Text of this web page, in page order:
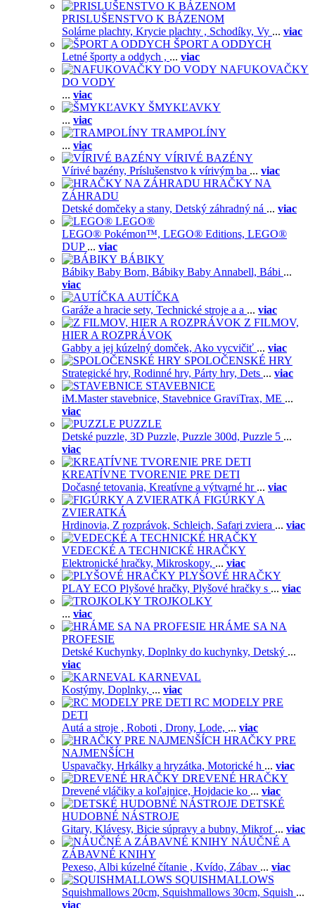
PRISLUŠENSTVO K BÁZENOM
Solárne plachty, Krycie plachty , Schodíky, Vy ... viac
ŠPORT A ODDYCH
Letné športy a oddych , ... viac
NAFUKOVAČKY
DO VODY
... viac
ŠMYKĽAVKY
... viac
TRAMPOLÍNY
... viac
VÍRIVÉ BAZÉNY
Vírivé bazény, Príslušenstvo k vírivým ba ... viac
HRAČKY NA
ZÁHRADU
Detské domčeky a stany, Detský záhradný ná ... viac
LEGO®
LEGO® Pokémon™, LEGO® Editions, LEGO®
DUP ... viac
BÁBIKY
Bábiky Baby Born, Bábiky Baby Annabell, Bábi ...
viac
AUTÍČKA
Garáže a hracie sety, Technické stroje a a ... viac
Z FILMOV,
HIER A ROZPRÁVOK
Gabby a jej kúzelný domček, Ako vycvičiť ... viac
SPOLOČENSKÉ HRY
Strategické hry, Rodinné hry, Párty hry, Dets ... viac
STAVEBNICE
iM.Master stavebnice, Stavebnice GraviTrax, ME ...
viac
PUZZLE
Detské puzzle, 3D Puzzle, Puzzle 300d, Puzzle 5 ...
viac
KREATÍVNE TVORENIE PRE DETI
Dočasné tetovania, Kreatívne a výtvarné hr ... viac
FIGÚRKY A
ZVIERATKÁ
Hrdinovia, Z rozprávok, Schleich, Safari zviera ... viac
VEDECKÉ A TECHNICKÉ HRAČKY
Elektronické hračky, Mikroskopy, ... viac
PLYŠOVÉ HRAČKY
PLAY ECO Plyšové hračky, Plyšové hračky s ... viac
TROJKOLKY
... viac
HRÁME SA NA
PROFESIE
Detské Kuchynky, Doplnky do kuchynky, Detský ...
viac
KARNEVAL
Kostýmy, Doplnky, ... viac
RC MODELY PRE
DETI
Autá a stroje , Roboti , Drony, Lode, ... viac
HRAČKY PRE
NAJMENŠÍCH
Uspavačky, Hrkálky a hryzátka, Motorické h ... viac
DREVENÉ HRAČKY
Drevené vláčiky a koľajnice, Hojdacie ko ... viac
DETSKÉ
HUDOBNÉ NÁSTROJE
Gitary, Klávesy, Bicie súpravy a bubny, Mikrof ... viac
NÁUČNÉ A
ZÁBAVNÉ KNIHY
Pexeso, Albi kúzelné čítanie , Kvído, Zábav ... viac
SQUISHMALLOWS
Squishmallows 20cm, Squishmallows 30cm, Squish ...
viac